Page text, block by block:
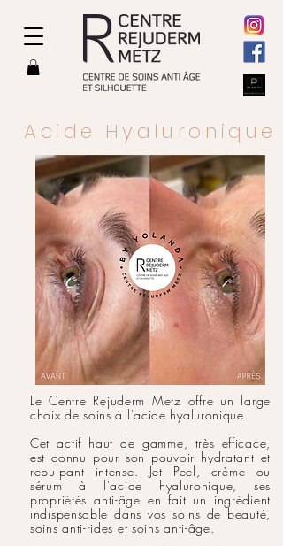
Acide Hyaluronique
Le Centre Rejuderm Metz offre un large
choix de soins à l'acide hyaluronique.
Cet actif haut de gamme, très efficace,
est connu pour son pouvoir hydratant et
repulpant intense. Jet Peel, crème ou
sérum à l'acide hyaluronique, ses
propriétés anti-âge en fait un ingrédient
indispensable dans vos soins de beauté,
soins anti-rides et soins anti-âge.